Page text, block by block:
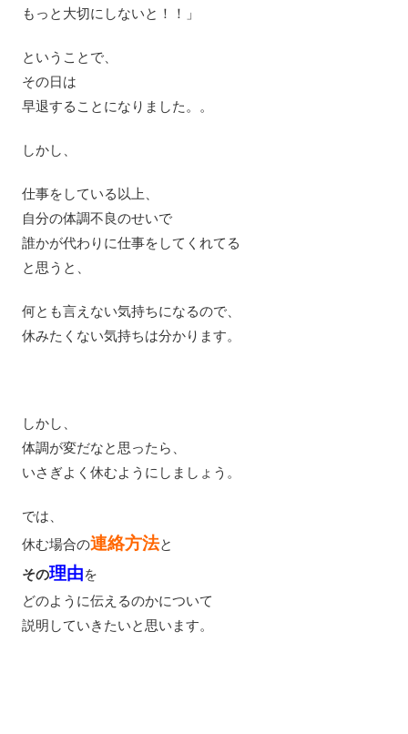
もっと大切にしないと！！」
ということで、
その日は
早退することになりました。。
しかし、
仕事をしている以上、
自分の体調不良のせいで
誰かが代わりに仕事をしてくれてる
と思うと、
何とも言えない気持ちになるので、
休みたくない気持ちは分かります。
しかし、
体調が変だなと思ったら、
いさぎよく休むようにしましょう。
では、
休む場合の連絡方法と
その理由を
どのように伝えるのかについて
説明していきたいと思います。